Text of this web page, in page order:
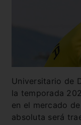
Universitario de
la temporada
en el mercado
absoluta será